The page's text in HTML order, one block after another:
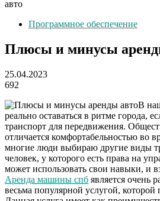
авто
Программное обеспечение
Плюсы и минусы
25.04.2023
692
В
реально оставаться в ритме города,
транспорт для передвижения.
отличается комфортабельностью во
многие люди выбираю другие виды
человек, у которого есть права на
может использовать свои навыки, и
Аренда машины спб является очень
весьма популярной услугой, которой